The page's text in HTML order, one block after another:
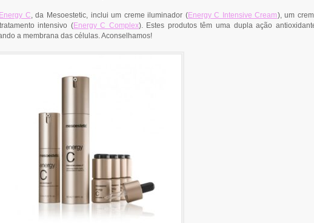
C, da Mesoestetic, inclui um creme iluminador ( Energy C Intensive Cream ), um
intensivo ( Energy C Complex). Estes produtos têm uma dupla ação
a membrana das células. Aconselhamos!